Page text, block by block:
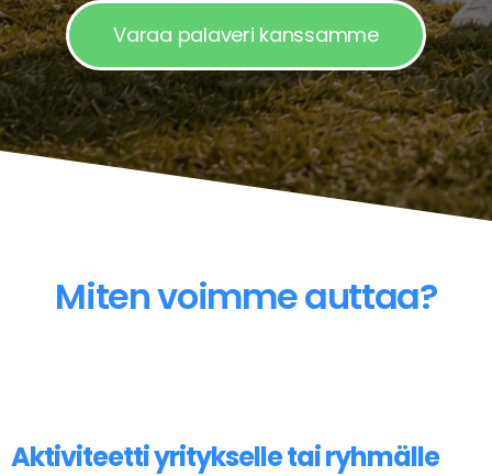
Varaa palaveri kanssamme
Miten voimme auttaa?
Aktiviteetti yritykselle tai ryhmälle